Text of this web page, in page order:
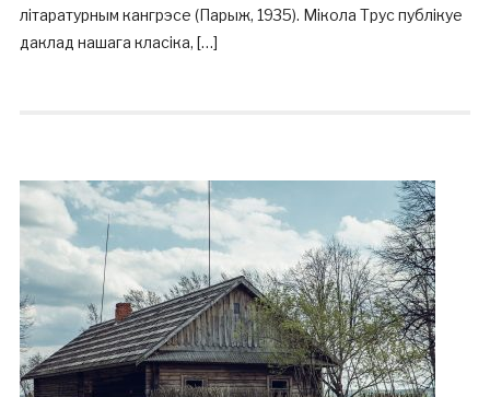
літаратурным кангрэсе (Парыж, 1935). Мікола Трус публікуе
даклад нашага класіка, […]